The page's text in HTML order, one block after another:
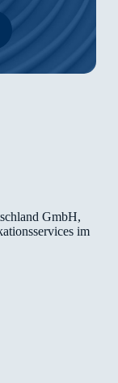
GmbH,
im